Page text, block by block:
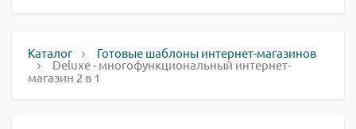
Каталог Готовые шаблоны интернет-магазинов
Deluxe - многофункциональный интернет-
магазин 2 в 1